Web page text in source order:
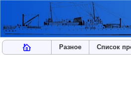
Разное Список